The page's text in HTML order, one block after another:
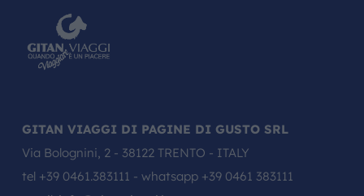
GITAN VIAGGI DI PAGINE DI GUSTO SRL
Via Bolognini, 2 - 38122 TRENTO - ITALY
tel +39 0461.383111 - whatsapp +39 0461 383111